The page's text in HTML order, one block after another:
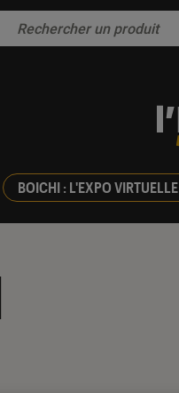
BOICHI : L'EXPO VIRTUELLE